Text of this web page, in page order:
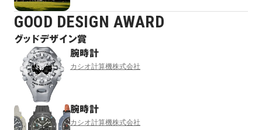
GOOD DESIGN AWARD
グッドデザイン賞
腕時計
カシオ計算機株式会社
腕時計
カシオ計算機株式会社